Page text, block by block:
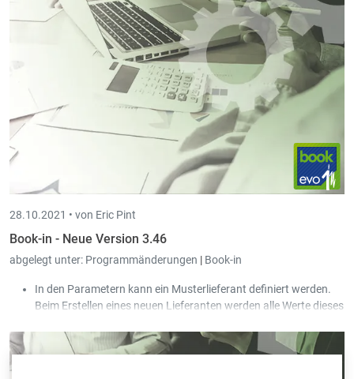
die freien Felder einer Liste werden berücksichtigt. Es besteht
ebenfalls die Möglichkeit die Daten nur teilweise anzugegeben:
z.B. "15.2" für den 15. Februar oder "2021" nur für das Jahr
28.10.2021 • von Eric Pint
Book-in - Neue Version 3.46
abgelegt unter: Programmänderungen | Book-in
In den Parametern kann ein Musterlieferant definiert werden.
Beim Erstellen eines neuen Lieferanten werden alle Werte dieses
Neue Funktion zum Erstellen der XML-Erklärung für die neue
EU-weite One-Stop-Shop Regelung (OSS). Zum Kontext: seit